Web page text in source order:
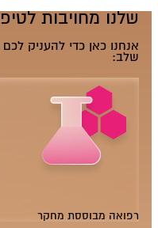
שלנו מחויבות
אנחנו כאן כדי להעניק
שלב:
רפואה מבוססת מחקר